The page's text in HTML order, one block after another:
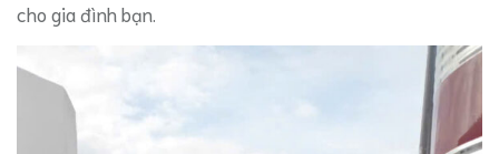
cho gia đình bạn.